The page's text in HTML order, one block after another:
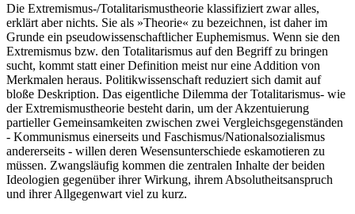
Die Extremismus-/Totalitarismustheorie klassifiziert zwar alles,
erklärt aber nichts. Sie als »Theorie« zu bezeichnen, ist daher im
Grunde ein pseudowissenschaftlicher Euphemismus. Wenn sie den
Extremismus bzw. den Totalitarismus auf den Begriff zu bringen
sucht, kommt statt einer Definition meist nur eine Addition von
Merkmalen heraus. Politikwissenschaft reduziert sich damit auf
bloße Deskription. Das eigentliche Dilemma der Totalitarismus- wie
der Extremismustheorie besteht darin, um der Akzentuierung
partieller Gemeinsamkeiten zwischen zwei Vergleichsgegenständen
- Kommunismus einerseits und Faschismus/Nationalsozialismus
andererseits - willen deren Wesensunterschiede eskamotieren zu
müssen. Zwangsläufig kommen die zentralen Inhalte der beiden
Ideologien gegenüber ihrer Wirkung, ihrem Absolutheitsanspruch
und ihrer Allgegenwart viel zu kurz.